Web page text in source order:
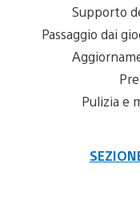
Supporto
Passaggio dai
Pulizia e